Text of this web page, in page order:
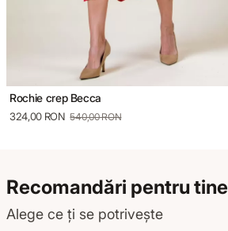
Rochie crep Becca
324,00 RON 540,00 RON
Recomandări pentru tine
Alege ce ți se potrivește